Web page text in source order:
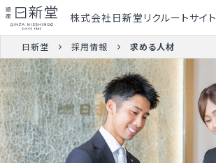
株式会社日新堂リクルートサイト
日新堂 採用情報 求める人材